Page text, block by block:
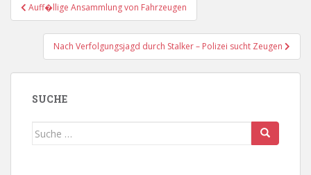
Auff�llige Ansammlung von Fahrzeugen
Nach Verfolgungsjagd durch Stalker – Polizei sucht Zeugen
SUCHE
Suche